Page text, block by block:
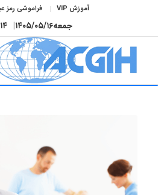
آموزش VIP فراموشی رمز
جمعه۱۴۰۵/۰۵/۱۶|